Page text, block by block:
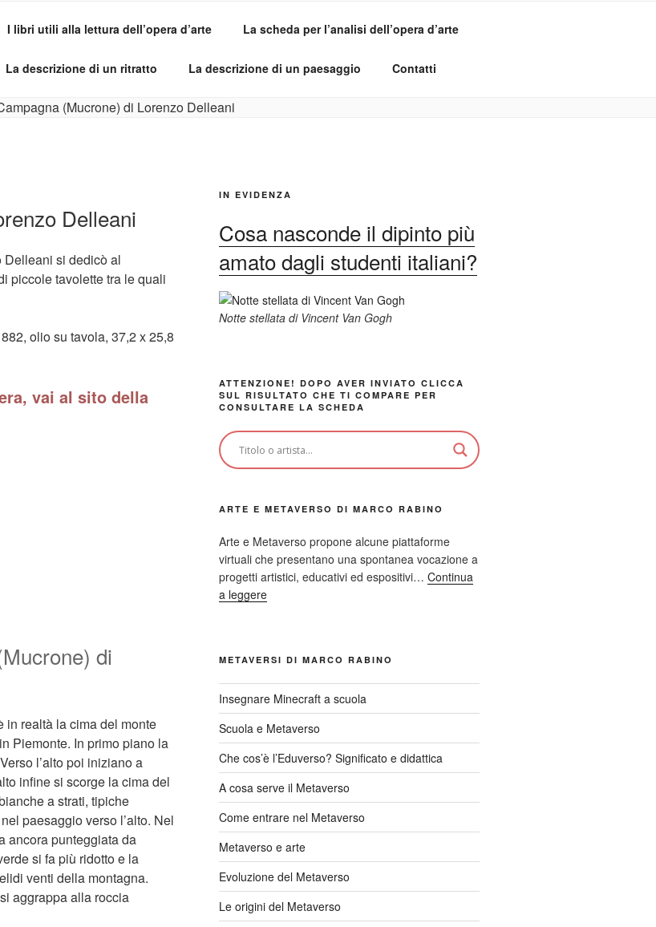
ad amarle
I libri utili alla lettura dell’opera d’arte La scheda per l’analisi dell’opera d’arte
La descrizione di un ritratto La descrizione di un paesaggio Contatti
Delleani
Delleani si dedicò al
piccole tavolette tra le quali
olio su tavola, 37,2 x 25,8
vai al sito della
di
in realtà la cima del monte
Piemonte. In primo piano la
l’alto poi iniziano a
infine si scorge la cima del
a strati, tipiche
paesaggio verso l’alto. Nel
ancora punteggiata da
si fa più ridotto e la
venti della montagna.
aggrappa alla roccia
IN EVIDENZA
Cosa nasconde il dipinto più
amato dagli studenti italiani?
Notte stellata di Vincent Van Gogh
ATTENZIONE! DOPO AVER INVIATO CLICCA
SUL RISULTATO CHE TI COMPARE PER
CONSULTARE LA SCHEDA
ARTE E METAVERSO DI MARCO RABINO
Arte e Metaverso propone alcune piattaforme
virtuali che presentano una spontanea vocazione a
progetti artistici, educativi ed espositivi… Continua
a leggere
METAVERSI DI MARCO RABINO
Insegnare Minecraft a scuola
Scuola e Metaverso
Che cos’è l’Eduverso? Significato e didattica
A cosa serve il Metaverso
Come entrare nel Metaverso
Metaverso e arte
Evoluzione del Metaverso
Le origini del Metaverso